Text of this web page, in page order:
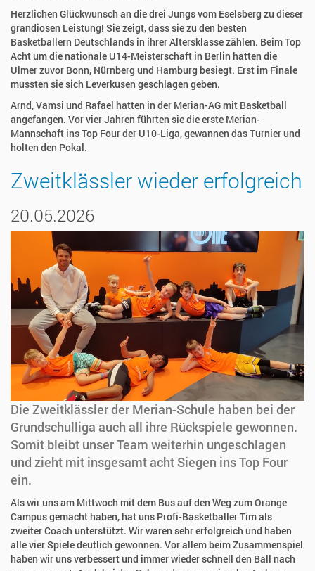
Herzlichen Glückwunsch an die drei Jungs vom Eselsberg zu dieser
grandiosen Leistung! Sie zeigt, dass sie zu den besten
Basketballern Deutschlands in ihrer Altersklasse zählen. Beim Top
Acht um die nationale U14-Meisterschaft in Berlin hatten die
Ulmer zuvor Bonn, Nürnberg und Hamburg besiegt. Erst im Finale
mussten sie sich Leverkusen geschlagen geben.
Arnd, Vamsi und Rafael hatten in der Merian-AG mit Basketball
angefangen. Vor vier Jahren führten sie die erste Merian-
Mannschaft ins Top Four der U10-Liga, gewannen das Turnier und
holten den Pokal.
Zweitklässler wieder erfolgreich
20.05.2026
Die Zweitklässler der Merian-Schule haben bei der
Grundschulliga auch all ihre Rückspiele gewonnen.
Somit bleibt unser Team weiterhin ungeschlagen
und zieht mit insgesamt acht Siegen ins Top Four
ein.
Als wir uns am Mittwoch mit dem Bus auf den Weg zum Orange
Campus gemacht haben, hat uns Profi-Basketballer Tim als
zweiter Coach unterstützt. Wir waren sehr erfolgreich und haben
alle vier Spiele deutlich gewonnen. Vor allem beim Zusammenspiel
haben wir uns verbessert und immer wieder schnell den Ball nach